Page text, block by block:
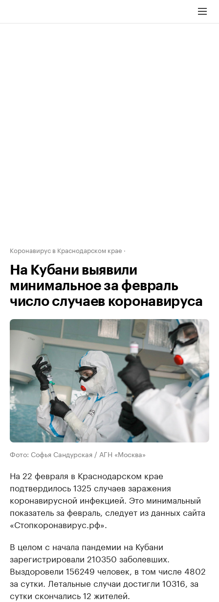
Коронавирус в Краснодарском крае
На Кубани выявили
минимальное за февраль
число случаев коронавируса
Фото: Софья Сандурская / АГН «Москва»
На 22 февраля в Краснодарском крае
подтвердилось 1325 случаев заражения
коронавирусной инфекцией. Это минимальный
показатель за февраль, следует из данных сайта
«Стопкоронавирус.рф».
В целом с начала пандемии на Кубани
зарегистрировали 210350 заболевших.
Выздоровели 156249 человек, в том числе 4802
за сутки. Летальные случаи достигли 10316, за
сутки скончались 12 жителей.